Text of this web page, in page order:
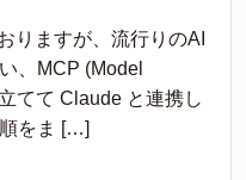
りますが、流行りのAI
、MCP (Model
てて Claude と連携し
をま […]